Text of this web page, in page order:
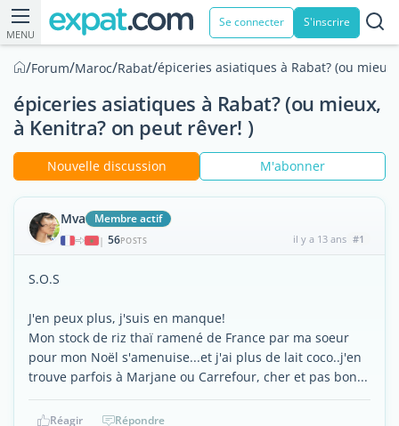
MENU
Se connecter S'inscrire
/Forum/Maroc/Rabat/épiceries asiatiques à Rabat? (ou
épiceries asiatiques à Rabat? (ou mieux,
à Kenitra? on peut rêver! )
Nouvelle discussion M'abonner
Mva Membre actif
| 56POSTS il y a 13 ans #1
S.O.S
J'en peux plus, j'suis en manque!
Mon stock de riz thaï ramené de France par ma soeur
pour mon Noël s'amenuise...et j'ai plus de lait coco..j'en
trouve parfois à Marjane ou Carrefour, cher et pas bon...
Réagir Répondre